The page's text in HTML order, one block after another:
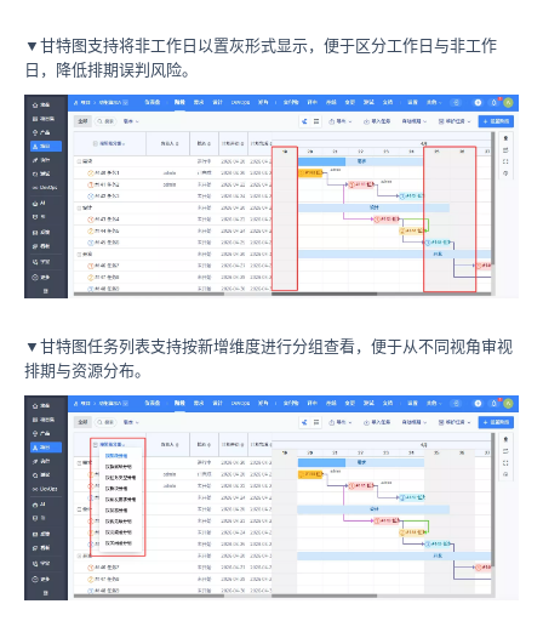
▼甘特图支持将非工作日以置灰形式显示，便于区分工作日与非工作
日，降低排期误判风险。
▼甘特图任务列表支持按新增维度进行分组查看，便于从不同视角审视
排期与资源分布。